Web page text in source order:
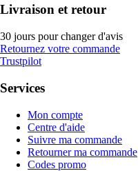
Livraison et retour
30 jours pour changer d'avis
Retournez votre commande
Trustpilot
Services
Mon compte
Centre d'aide
Suivre ma commande
Retourner ma commande
Codes promo